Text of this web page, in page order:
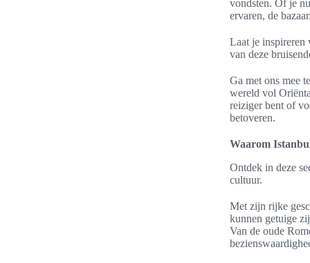
vondsten. Of je
ervaren, de
Laat je inspireren
van deze
Ga met ons mee
wereld vol
reiziger bent of
betoveren.
Waarom
Ontdek in deze
cultuur.
Met zijn rijke
kunnen getuige
Van de oude